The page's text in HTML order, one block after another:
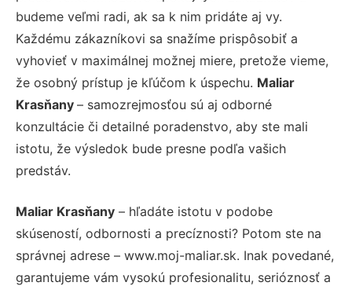
budeme veľmi radi, ak sa k nim pridáte aj vy.
Každému zákazníkovi sa snažíme prispôsobiť a
vyhovieť v maximálnej možnej miere, pretože vieme,
že osobný prístup je kľúčom k úspechu. Maliar
Krasňany – samozrejmosťou sú aj odborné
konzultácie či detailné poradenstvo, aby ste mali
istotu, že výsledok bude presne podľa vašich
predstáv.
Maliar Krasňany – hľadáte istotu v podobe
skúseností, odbornosti a precíznosti? Potom ste na
správnej adrese – www.moj-maliar.sk. Inak povedané,
garantujeme vám vysokú profesionalitu, serióznosť a